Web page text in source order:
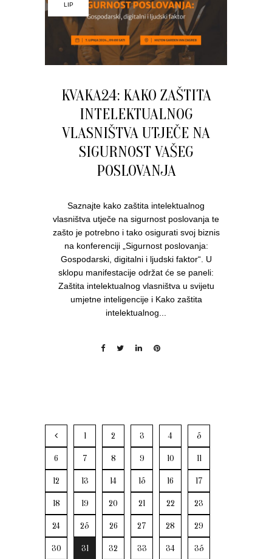
LIP
KVAKA24: KAKO ZAŠTITA
INTELEKTUALNOG
VLASNIŠTVA UTJEČE NA
SIGURNOST VAŠEG
POSLOVANJA
Saznajte kako zaštita intelektualnog
vlasništva utječe na sigurnost poslovanja te
zašto je potrebno i tako osigurati svoj biznis
na konferenciji „Sigurnost poslovanja:
Gospodarski, digitalni i ljudski faktor“. U
sklopu manifestacije održat će se paneli:
Zaštita intelektualnog vlasništva u svijetu
umjetne inteligencije i Kako zaštita
intelektualnog...
1 2 3 4 5
6 7 8 9 10 11
12 13 14 15 16 17
18 19 20 21 22 23
24 25 26 27 28 29
30 31 32 33 34 35